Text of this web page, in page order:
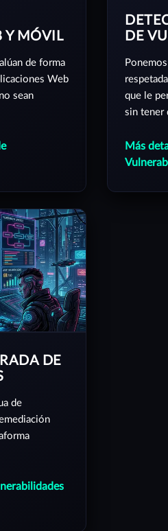
Y MÓVIL
de forma
Web
sean
DE
que le
sin tener
Más
DE
de